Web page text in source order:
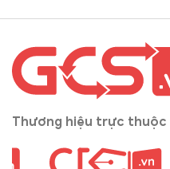
Thương hiệu trực thuộc